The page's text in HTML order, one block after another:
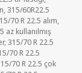
,315/60R22.5
70 R 22.5 alım,
az kullanılmış
,315/70 R 22.5
70 R 22.5
70 R 22.5 çok